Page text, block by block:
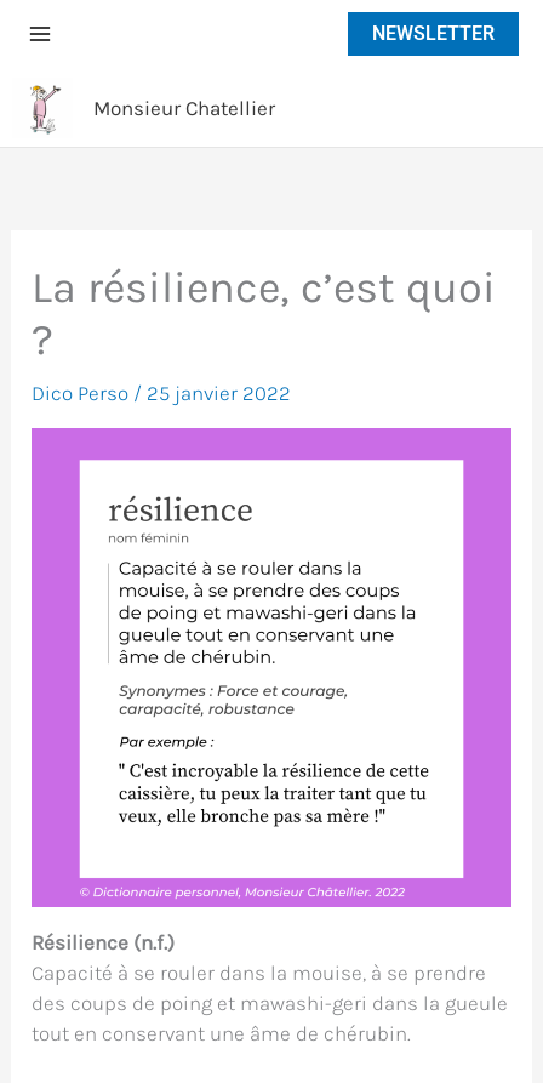
NEWSLETTER
Monsieur Chatellier
La résilience, c’est quoi
?
Dico Perso / 25 janvier 2022
Résilience (n.f.)
Capacité à se rouler dans la mouise, à se prendre
des coups de poing et mawashi-geri dans la gueule
tout en conservant une âme de chérubin.